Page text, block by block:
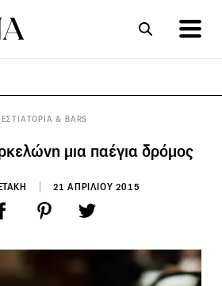
ΕΣΤΙΑΤΟΡΙΑ & BARS
μια παέγια δρόμος
21 ΑΠΡΙΛΙΟΥ 2015